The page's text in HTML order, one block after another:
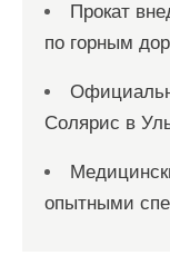
Прокат
по горным
Солярис в
опытными